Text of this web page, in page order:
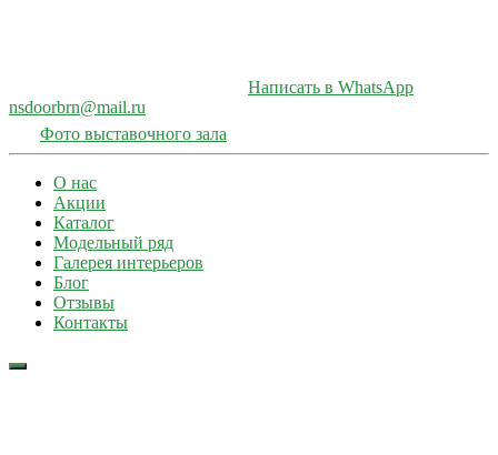
Написать в WhatsApp
nsdoorbrn@mail.ru
Фото выставочного зала
О нас
Акции
Каталог
Модельный ряд
Галерея интерьеров
Блог
Отзывы
Контакты